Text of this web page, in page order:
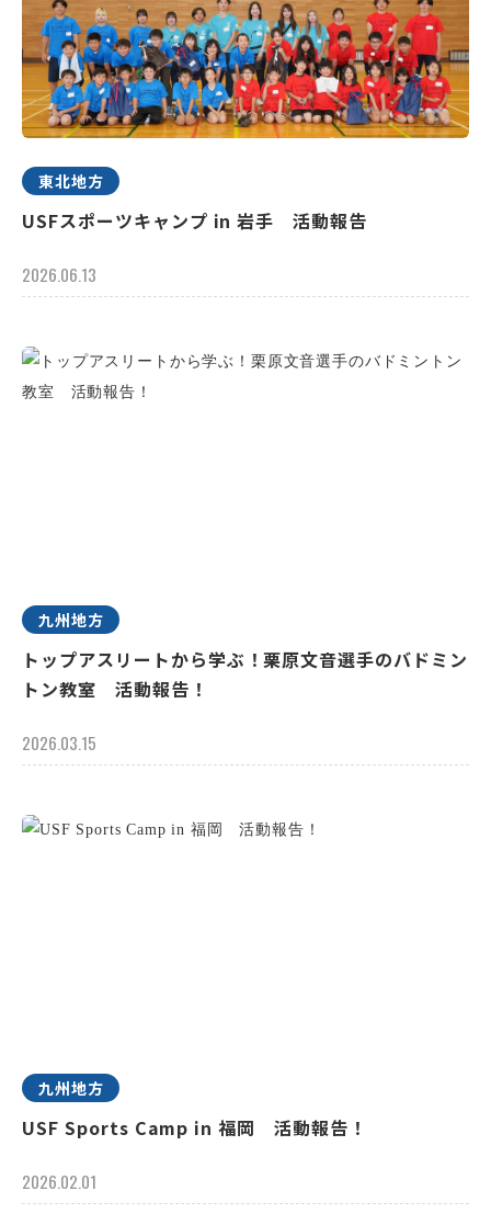
東北地方
USFスポーツキャンプ in 岩手 活動報告
2026.06.13
九州地方
トップアスリートから学ぶ！栗原文音選手のバドミン
トン教室 活動報告！
2026.03.15
九州地方
USF Sports Camp in 福岡 活動報告！
2026.02.01